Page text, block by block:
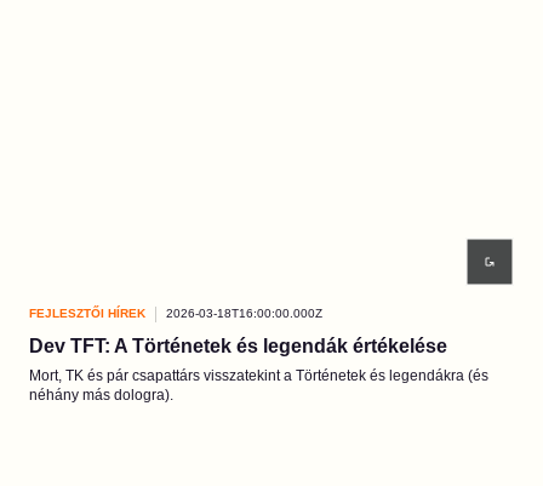
FEJLESZTŐI HÍREK 2026-03-18T16:00:00.000Z
Dev TFT: A Történetek és legendák értékelése
Mort, TK és pár csapattárs visszatekint a Történetek és legendákra (és
néhány más dologra).